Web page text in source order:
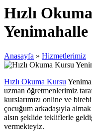
Hızlı
Yenimahalle
Anasayfa » Hizmetlerimiz
Hızlı Okuma Kursu
uzman öğretmenlerimiz
kurslarımızı online ve
çocuğum arkadaşıyla
alsın şeklide tekliflerle
vermekteyiz.